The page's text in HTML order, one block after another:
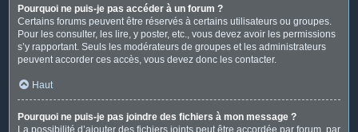
Pourquoi ne puis-je pas accéder à un forum ?
Certains forums peuvent être réservés à certains utilisateurs ou groupes.
Pour les consulter, les lire, y poster, etc., vous devez avoir les permissions
s’y rapportant. Seuls les modérateurs de groupes et les administrateurs
peuvent accorder ces accès, vous devez donc les contacter.
Haut
Pourquoi ne puis-je pas joindre des fichiers à mon message ?
La possibilité d’ajouter des fichiers joints peut être accordée par forum, par